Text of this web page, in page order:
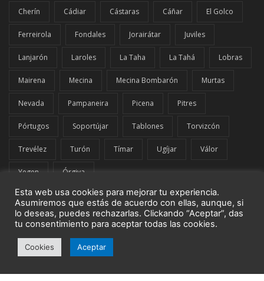
Cherín Cádiar Cástaras Cáñar El Golco
Ferreirola Fondales Jorairátar Juviles
Lanjarón Laroles La Taha La Tahá Lobras
Mairena Mecina Mecina Bombarón Murtas
Nevada Pampaneira Picena Pitres
Pórtugos Soportújar Tablones Torvizcón
Trevélez Turón Tímar Ugíjar Válor
Yegen Órgiva
© El Comarcal de La Alpujarra | G42849919 | Todos los derechos
reservados.
Esta web usa cookies para mejorar tu experiencia.
Asumiremos que estás de acuerdo con ellas, aunque, si
lo deseas, puedes rechazarlas. Clickando “Aceptar”, das
tu consentimiento para aceptar todas las cookies.
Cookies Aceptar